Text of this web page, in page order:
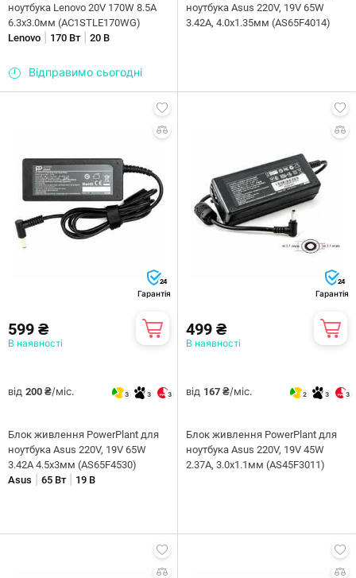
ноутбука Lenovo 20V 170W 8.5A
6.3х3.0мм (AC1STLE170WG)
Lenovo
170 Вт| 20 В
Відправимо сьогодні
ноутбука Asus 220V, 19V 65W
3.42A, 4.0х1.35мм (AS65F4014)
24
Гарантія
599 ₴
В наявності
від 200 ₴/міс. 3 3 3
Блок живлення PowerPlant для
ноутбука Asus 220V, 19V 65W
3.42A 4.5х3мм (AS65F4530)
Asus
65 Вт| 19 В
24
Гарантія
499 ₴
В наявності
від 167 ₴/міс. 2 3 3
Блок живлення PowerPlant для
ноутбука Asus 220V, 19V 45W
2.37A, 3.0х1.1мм (AS45F3011)